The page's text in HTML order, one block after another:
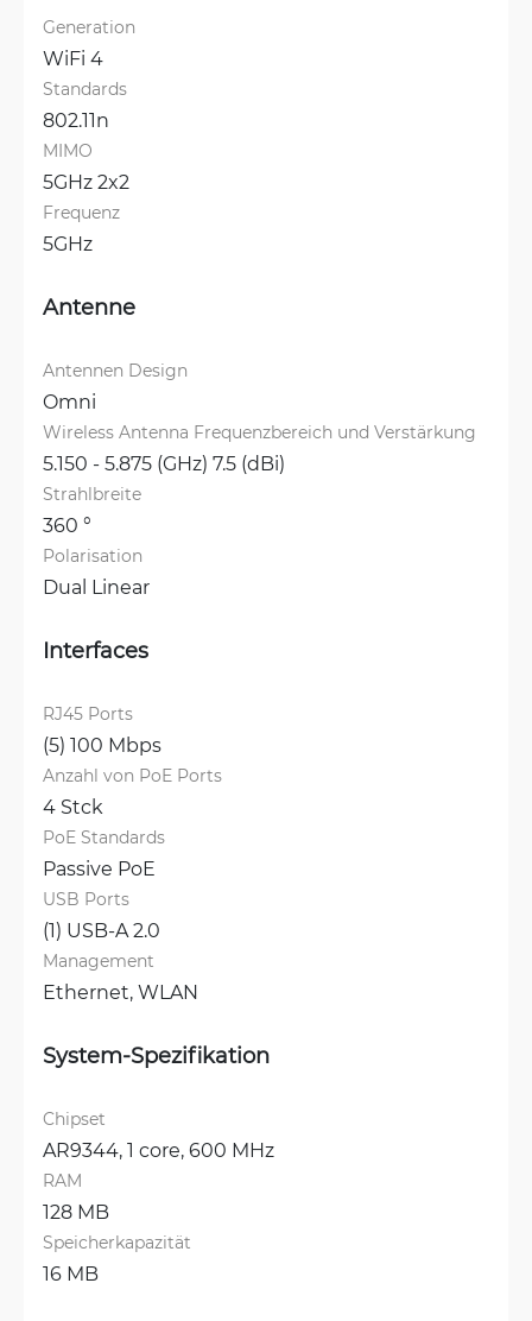
Generation
WiFi 4
Standards
802.11n
MIMO
5GHz 2x2
Frequenz
5GHz
Antenne
Antennen Design
Omni
Wireless Antenna Frequenzbereich und Verstärkung
5.150 - 5.875 (GHz) 7.5 (dBi)
Strahlbreite
360 °
Polarisation
Dual Linear
Interfaces
RJ45 Ports
(5) 100 Mbps
Anzahl von PoE Ports
4 Stck
PoE Standards
Passive PoE
USB Ports
(1) USB-A 2.0
Management
Ethernet, WLAN
System-Spezifikation
Chipset
AR9344, 1 core, 600 MHz
RAM
128 MB
Speicherkapazität
16 MB